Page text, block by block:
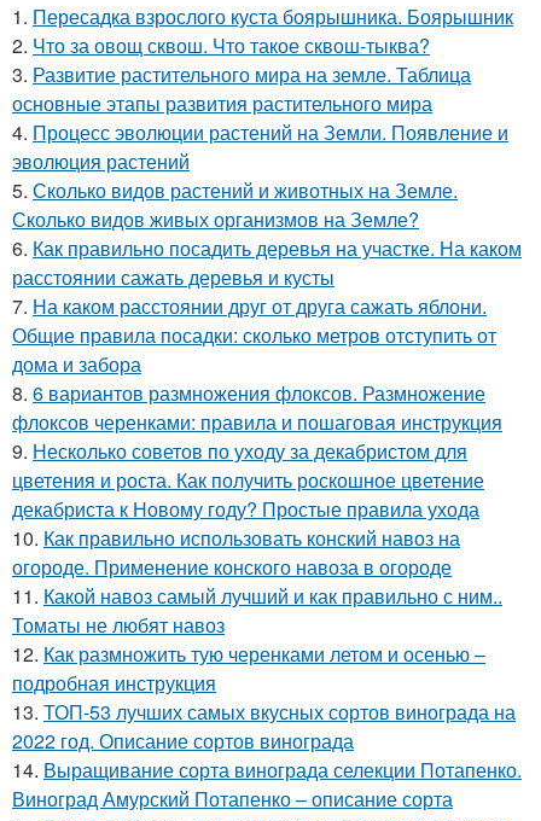
1. Пересадка взрослого куста боярышника. Боярышник
2. Что за овощ сквош. Что такое сквош-тыква?
3. Развитие растительного мира на земле. Таблица
основные этапы развития растительного мира
4. Процесс эволюции растений на Земли. Появление и
эволюция растений
5. Сколько видов растений и животных на Земле.
Сколько видов живых организмов на Земле?
6. Как правильно посадить деревья на участке. На каком
расстоянии сажать деревья и кусты
7. На каком расстоянии друг от друга сажать яблони.
Общие правила посадки: сколько метров отступить от
дома и забора
8. 6 вариантов размножения флоксов. Размножение
флоксов черенками: правила и пошаговая инструкция
9. Несколько советов по уходу за декабристом для
цветения и роста. Как получить роскошное цветение
декабриста к Новому году? Простые правила ухода
10. Как правильно использовать конский навоз на
огороде. Применение конского навоза в огороде
11. Какой навоз самый лучший и как правильно с ним..
Томаты не любят навоз
12. Как размножить тую черенками летом и осенью –
подробная инструкция
13. ТОП-53 лучших самых вкусных сортов винограда на
2022 год. Описание сортов винограда
14. Выращивание сорта винограда селекции Потапенко.
Виноград Амурский Потапенко – описание сорта